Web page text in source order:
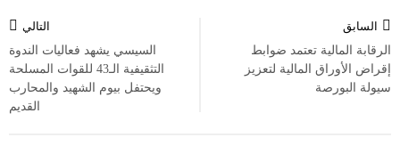
المقالات
السابق
الرقابة المالية تعتمد ضوابط
إقراض الأوراق المالية لتعزيز
سيولة البورصة
التالي
السيسي يشهد فعاليات الندوة
التثقيفية الـ43 للقوات المسلحة
ويحتفل بيوم الشهيد والمحارب
القديم